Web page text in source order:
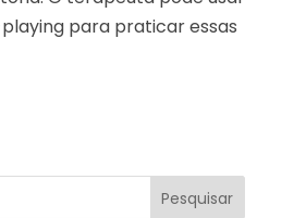
para praticar essas